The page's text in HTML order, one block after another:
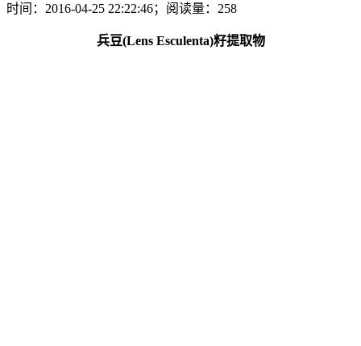
时间：2016-04-25 22:22:46；阅读量：258
兵豆(Lens Esculenta)籽提取物